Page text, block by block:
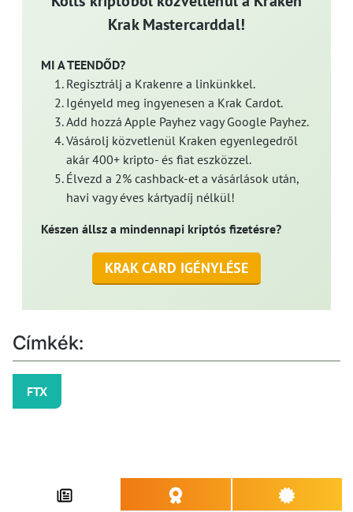
Krak Mastercarddal!
MI A TEENDŐD?
Regisztrálj a Krakenre a linkünkkel.
Igényeld meg ingyenesen a Krak Cardot.
Add hozzá Apple Payhez vagy Google Payhez.
Vásárolj közvetlenül Kraken egyenlegedről
akár 400+ kripto- és fiat eszközzel.
Élvezd a 2% cashback-et a vásárlások után,
havi vagy éves kártyadíj nélkül!
Készen állsz a mindennapi kriptós fizetésre?
KRAK CARD IGÉNYLÉSE
Címkék:
FTX